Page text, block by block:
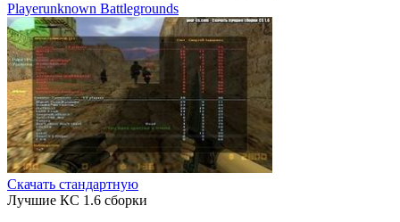
Playerunknown Battlegrounds
Скачать стандартную
Лучшие КС 1.6 сборки